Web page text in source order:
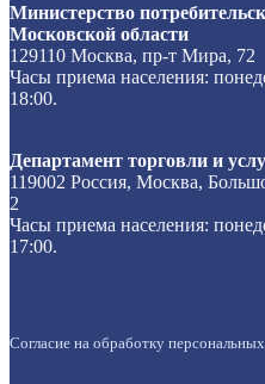
Министерство
Московской области
129110 Москва, пр-т Мира, 72
Часы приема населения:
18:00.
Департамент торговли и
119002 Россия, Москва,
2
Часы приема населения:
17:00.
Согласие на обработку